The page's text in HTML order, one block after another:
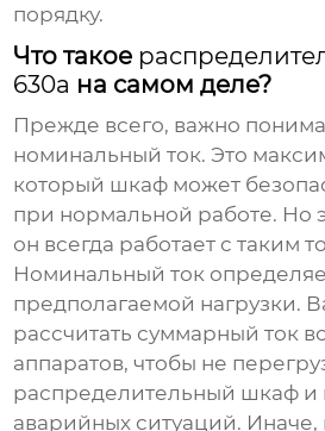
порядку.
Что такое
630а на самом деле?
Прежде всего, важно
номинальный ток. Это
который шкаф может
при нормальной работе. Но
он всегда работает с таким
Номинальный ток
предполагаемой нагрузки.
рассчитать суммарный ток
аппаратов, чтобы не
распределительный шкаф и
аварийных ситуаций. Иначе,